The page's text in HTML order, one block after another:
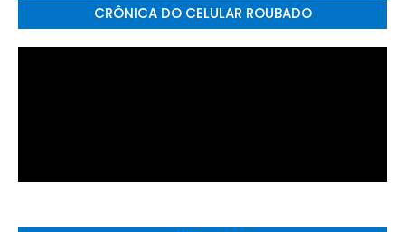
CRÔNICA DO CELULAR ROUBADO